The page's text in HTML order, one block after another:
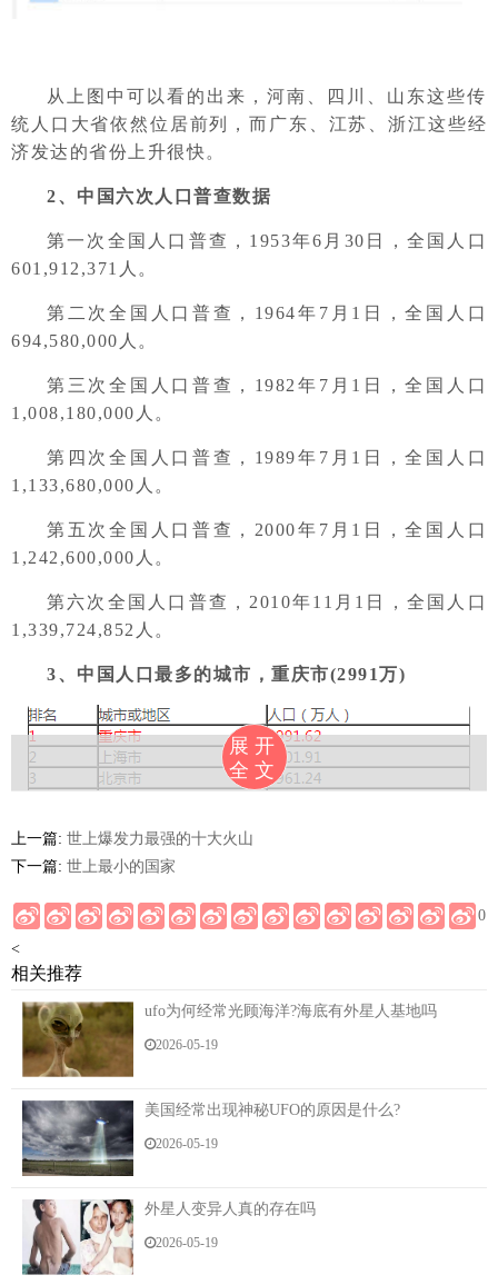
从上图中可以看的出来，河南、四川、山东这些传
统人口大省依然位居前列，而广东、江苏、浙江这些经
济发达的省份上升很快。
2、中国六次人口普查数据
第一次全国人口普查，1953年6月30日，全国人口
601,912,371人。
第二次全国人口普查，1964年7月1日，全国人口
694,580,000人。
第三次全国人口普查，1982年7月1日，全国人口
1,008,180,000人。
第四次全国人口普查，1989年7月1日，全国人口
1,133,680,000人。
第五次全国人口普查，2000年7月1日，全国人口
1,242,600,000人。
第六次全国人口普查，2010年11月1日，全国人口
1,339,724,852人。
3、中国人口最多的城市，重庆市(2991万)
4、关于人口的世界纪录
1、世界人口总数：77亿(2015年)，2100年将要达
到112亿
2、世界上人口最多的国家：中国(13.68亿)，2022
年，印度人口将超越中国，达到15亿。
3、世界上人口最少的国家：梵蒂冈，只有572个
人。
展开
全文
上一篇: 世上爆发力最强的十大火山
下一篇: 世上最小的国家
0
<
相关推荐
ufo为何经常光顾海洋?海底有外星人基地吗
2026-05-19
美国经常出现神秘UFO的原因是什么?
2026-05-19
外星人变异人真的存在吗
2026-05-19